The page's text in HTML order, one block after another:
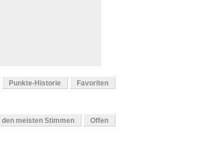
Punkte-Historie Favoriten
den meisten Stimmen Offen